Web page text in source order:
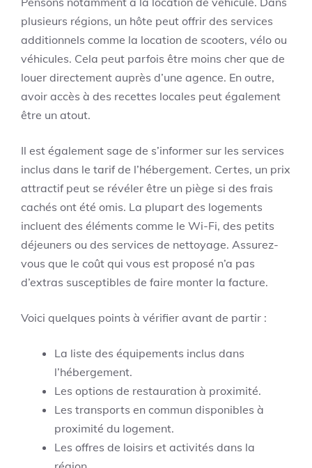
plusieurs régions, un hôte peut offrir des services
additionnels comme la location de scooters, vélo ou
véhicules. Cela peut parfois être moins cher que de
louer directement auprès d’une agence. En outre,
avoir accès à des recettes locales peut également
être un atout.
Il est également sage de s’informer sur les services
inclus dans le tarif de l’hébergement. Certes, un prix
attractif peut se révéler être un piège si des frais
cachés ont été omis. La plupart des logements
incluent des éléments comme le Wi-Fi, des petits
déjeuners ou des services de nettoyage. Assurez-
vous que le coût qui vous est proposé n’a pas
d’extras susceptibles de faire monter la facture.
Voici quelques points à vérifier avant de partir :
La liste des équipements inclus dans
l’hébergement.
Les options de restauration à proximité.
Les transports en commun disponibles à
proximité du logement.
Les offres de loisirs et activités dans la